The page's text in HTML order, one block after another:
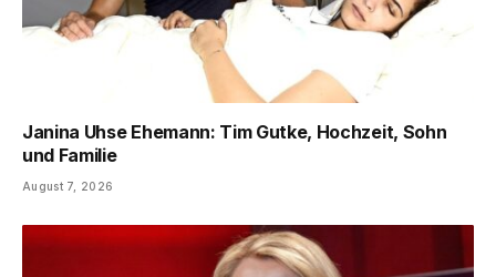
Janina Uhse Ehemann: Tim Gutke, Hochzeit, Sohn
und Familie
August 7, 2026